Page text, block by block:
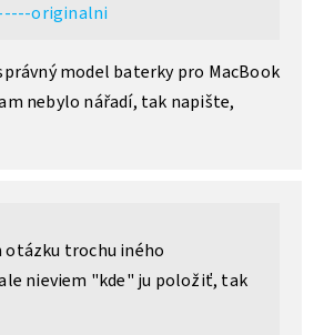
originalni
model baterky pro MacBook
nebylo nářadí, tak napište,
otázku trochu iného
nieviem "kde" ju položiť, tak